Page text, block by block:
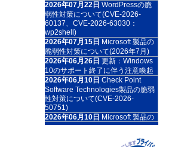
2026年07月22日 WordPressの脆
弱性対策について(CVE-2026-
60137、CVE-2026-63030：
wp2shell)
2026年07月15日 Microsoft 製品の
脆弱性対策について(2026年7月)
2026年06月26日 更新：Windows
10のサポート終了に伴う注意喚起
2026年06月10日 Check Point
Software Technologies製品の脆弱
性対策について(CVE-2026-
50751)
2026年06月10日 Microsoft 製品の
脆弱性対策について(2026年6月)
Adobe Acrobat